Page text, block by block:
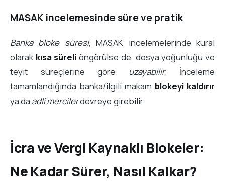
MASAK incelemesinde süre ve pratik
Banka bloke süresi, MASAK incelemelerinde kural
olarak kısa süreli öngörülse de, dosya yoğunluğu ve
teyit süreçlerine göre uzayabilir. İnceleme
tamamlandığında banka/ilgili makam blokeyi kaldırır
ya da adli mercilerdevreye girebilir.
İcra ve Vergi Kaynaklı Blokeler:
Ne Kadar Sürer, Nasıl Kalkar?